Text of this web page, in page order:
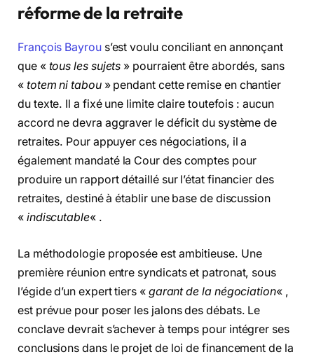
réforme de la retraite
François Bayrous’est voulu conciliant en annonçant
que « tous les sujets » pourraient être abordés, sans
« totem ni tabou» pendant cette remise en chantier
du texte. Il a fixé une limite claire toutefois : aucun
accord ne devra aggraver le déficit du système de
retraites. Pour appuyer ces négociations, il a
également mandaté la Cour des comptes pour
produire un rapport détaillé sur l’état financier des
retraites, destiné à établir une base de discussion
« indiscutable« .
La méthodologie proposée est ambitieuse. Une
première réunion entre syndicats et patronat, sous
l’égide d’un expert tiers « garant de la négociation« ,
est prévue pour poser les jalons des débats. Le
conclave devrait s’achever à temps pour intégrer ses
conclusions dans le projet de loi de financement de la